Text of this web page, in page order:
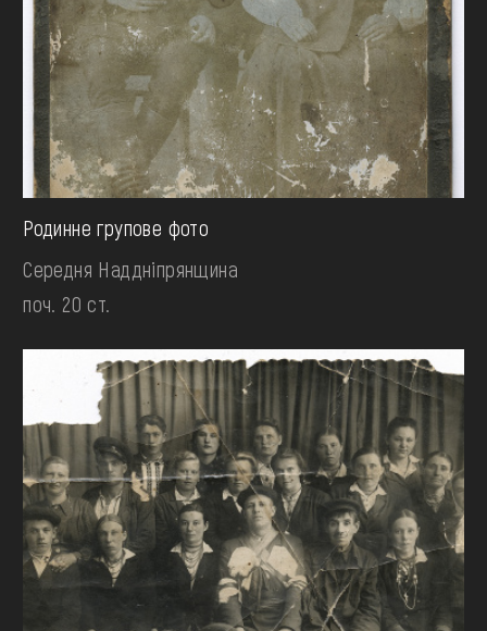
Родинне групове фото
Середня Наддніпрянщина
поч. 20 ст.